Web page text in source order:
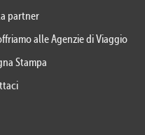
partner
alle Agenzie di Viaggio
Stampa